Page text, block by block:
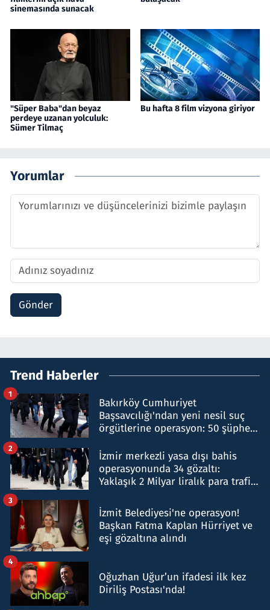
sinemasında sunacak
"Süper Baba"dan beyaz
perdeye uzanan yolculuk:
Sümer Tilmaç
Bu hafta 8 film vizyona giriyor
Yorumlar
Gönder
Trend Haberler
Bakırköy Cumhuriyet
Başsavcılığı'ndan yeni nesil suç
örgütlerine operasyon: 50 şüpheli
1
İzmir merkezli yasa dışı bahis
operasyonunda 34 gözaltı:
Yaklaşık 2 Milyar liralık para trafiği
2
İzmit Belediyesi'ne operasyon!
Başkan Fatma Kaplan Hürriyet ve
eşi gözaltına alındı
3
Oğuzhan Uğur’un ifadesi ilk kez
Diriliş Postası'nda!
4